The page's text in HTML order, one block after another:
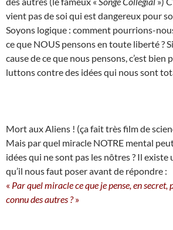
vient pas de soi qui est dangereux pour
Soyons logique : comment pourrions-
ce que NOUS pensons en toute liberté ?
cause de ce que nous pensons, c’est bien
luttons contre des idées qui nous sont
Mort aux Aliens ! (ça fait très film de
Mais par quel miracle NOTRE mental
idées qui ne sont pas les nôtres ? Il existe
qu’il nous faut poser avant de répondre :
« Par quel miracle ce que je pense, en secret,
connu des autres ?»